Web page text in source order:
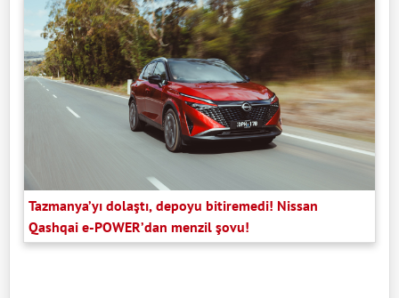
Tazmanya’yı dolaştı, depoyu bitiremedi! Nissan
Qashqai e-POWER’dan menzil şovu!